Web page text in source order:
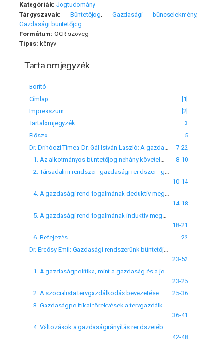
Kategóriák: Jogtudomány
Tárgyszavak:
Büntetőjog Gazdasági bűncselekmény,
Gazdasági büntetőjog
Formátum: OCR szöveg
Típus: könyv
Tartalomjegyzék
Borító
Címlap
[1]
Impresszum
[2]
Tartalomjegyzék
3
Előszó
5
7-22
8-10
10-14
14-18
18-21
6. Befejezés
22
23-52
23-25
2. A szocialista tervgazdálkodás bevezetése
25-36
36-41
42-48